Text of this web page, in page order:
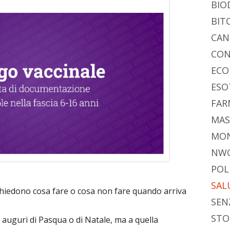
cosa fare o cosa non fare quando arriva
di Pasqua o di Natale, ma a quella